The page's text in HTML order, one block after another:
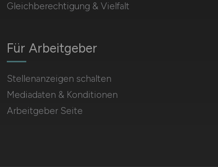
Gleichberechtigung & Vielfalt
Für Arbeitgeber
Stellenanzeigen schalten
Mediadaten & Konditionen
Arbeitgeber Seite